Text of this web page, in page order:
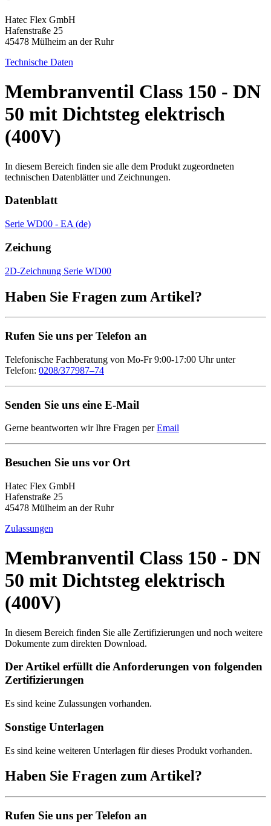
Hatec Flex GmbH
Hafenstraße 25
45478 Mülheim an der Ruhr
Technische Daten
Membranventil Class 150 - DN
50 mit Dichtsteg elektrisch
(400V)
In diesem Bereich finden sie alle dem Produkt zugeordneten
technischen Datenblätter und Zeichnungen.
Datenblatt
Serie WD00 - EA (de)
Zeichung
2D-Zeichnung Serie WD00
Haben Sie Fragen zum Artikel?
Rufen Sie uns per Telefon an
Telefonische Fachberatung von Mo-Fr 9:00-17:00 Uhr unter
Telefon: 0208/377987–74
Senden Sie uns eine E-Mail
Gerne beantworten wir Ihre Fragen perEmail
Besuchen Sie uns vor Ort
Hatec Flex GmbH
Hafenstraße 25
45478 Mülheim an der Ruhr
Zulassungen
Membranventil Class 150 - DN
50 mit Dichtsteg elektrisch
(400V)
In diesem Bereich finden Sie alle Zertifizierungen und noch weitere
Dokumente zum direkten Download.
Der Artikel erfüllt die Anforderungen von folgenden
Zertifizierungen
Es sind keine Zulassungen vorhanden.
Sonstige Unterlagen
Es sind keine weiteren Unterlagen für dieses Produkt vorhanden.
Haben Sie Fragen zum Artikel?
Rufen Sie uns per Telefon an